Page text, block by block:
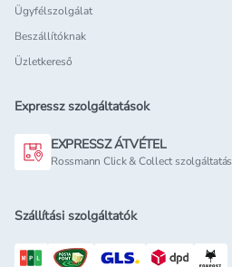
Ügyfélszolgálat
Beszállítóknak
Üzletkereső
Expressz szolgáltatások
EXPRESSZ ÁTVÉTEL
Rossmann Click & Collect szolgáltatás
Szállítási szolgáltatók